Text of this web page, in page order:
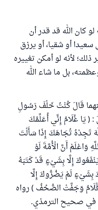
لو كان الله قد قدر أن
سعيدا أو شقيا، أو يرزق
ذلك؛ لأنه لو أمكن تغييره
بل ما شاء الله
قَالَ كُنْتُ خَلْفَ رَسُولِ
( يَا غُلَامُ إِنِّي أُعَلِّمُكَ
تَجِدْهُ تُجَاهَكَ إِذَا سَأَلْتَ
وَاعْلَمْ أَنَّ الْأُمَّةَ لَوْ
إِلَّا بِشَيْءٍ قَدْ كَتَبَهُ
بِشَيْءٍ لَمْ يَضُرُّوكَ إِلَّا
وَجَفَّتْ الصُّحُفُ ) رواه